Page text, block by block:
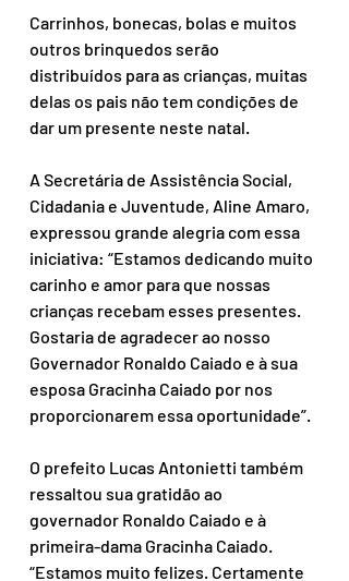
Carrinhos, bonecas, bolas e muitos
outros brinquedos serão
distribuídos para as crianças, muitas
delas os pais não tem condições de
dar um presente neste natal.
A Secretária de Assistência Social,
Cidadania e Juventude, Aline Amaro,
expressou grande alegria com essa
iniciativa: “Estamos dedicando muito
carinho e amor para que nossas
crianças recebam esses presentes.
Gostaria de agradecer ao nosso
Governador Ronaldo Caiado e à sua
esposa Gracinha Caiado por nos
proporcionarem essa oportunidade”.
O prefeito Lucas Antonietti também
ressaltou sua gratidão ao
governador Ronaldo Caiado e à
primeira-dama Gracinha Caiado.
“Estamos muito felizes. Certamente